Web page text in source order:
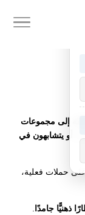
إلى مجموعات
أو يتشابهون في
على حملات فعلية،
ذهنيًّا جامدًا